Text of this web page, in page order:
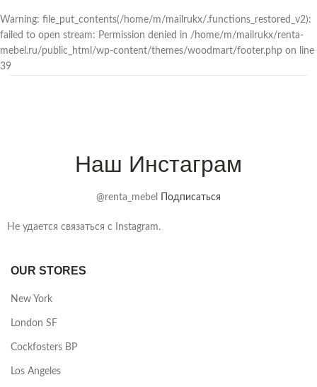
Warning: file_put_contents(/home/m/mailrukx/.functions_restored_v2):
failed to open stream: Permission denied in /home/m/mailrukx/renta-
mebel.ru/public_html/wp-content/themes/woodmart/footer.php on line
39
Наш Инстаграм
@renta_mebel Подписаться
Не удается связаться с Instagram.
OUR STORES
New York
London SF
Cockfosters BP
Los Angeles